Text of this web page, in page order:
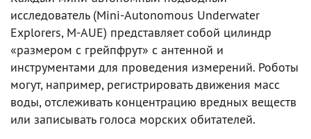
исследователь (Mini-Autonomous Underwater
Explorers, M-AUE) представляет собой цилиндр
«размером с грейпфрут» с антенной и
инструментами для проведения измерений. Роботы
могут, например, регистрировать движения масс
воды, отслеживать концентрацию вредных веществ
или записывать голоса морских обитателей.